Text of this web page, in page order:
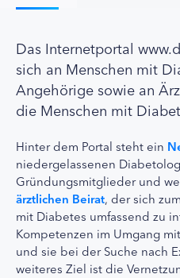
Das Internetportal
sich an Menschen mit
Angehörige sowie an
die Menschen mit
Hinter dem Portal steht ein
niedergelassenen
Gründungsmitglieder und
ärztlichen Beirat, der sich
mit Diabetes umfassend zu
Kompetenzen im Umgang
und sie bei der Suche nach
weiteres Ziel ist die